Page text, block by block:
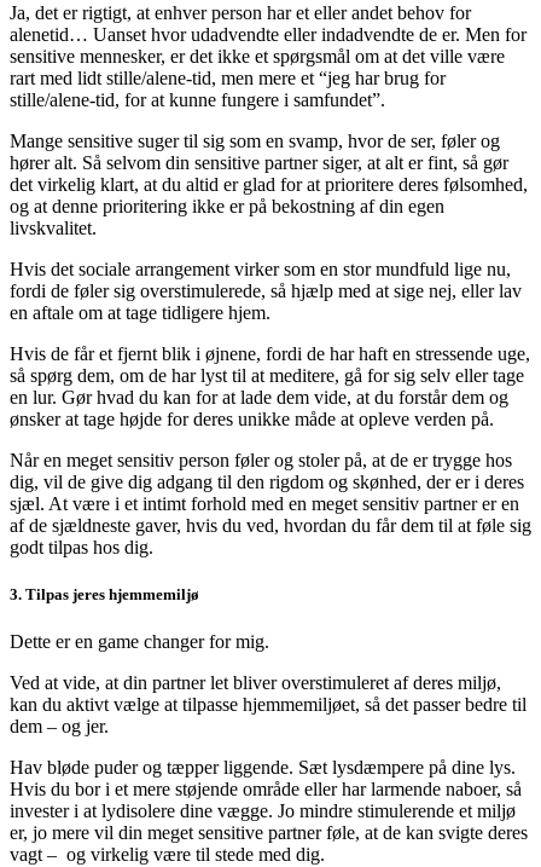
Ja, det er rigtigt, at enhver person har et eller andet behov for
alenetid… Uanset hvor udadvendte eller indadvendte de er. Men for
sensitive mennesker, er det ikke et spørgsmål om at det ville være
rart med lidt stille/alene-tid, men mere et “jeg har brug for
stille/alene-tid, for at kunne fungere i samfundet”.
Mange sensitive suger til sig som en svamp, hvor de ser, føler og
hører alt. Så selvom din sensitive partner siger, at alt er fint, så gør
det virkelig klart, at du altid er glad for at prioritere deres følsomhed,
og at denne prioritering ikke er på bekostning af din egen
livskvalitet.
Hvis det sociale arrangement virker som en stor mundfuld lige nu,
fordi de føler sig overstimulerede, så hjælp med at sige nej, eller lav
en aftale om at tage tidligere hjem.
Hvis de får et fjernt blik i øjnene, fordi de har haft en stressende uge,
så spørg dem, om de har lyst til at meditere, gå for sig selv eller tage
en lur. Gør hvad du kan for at lade dem vide, at du forstår dem og
ønsker at tage højde for deres unikke måde at opleve verden på.
Når en meget sensitiv person føler og stoler på, at de er trygge hos
dig, vil de give dig adgang til den rigdom og skønhed, der er i deres
sjæl. At være i et intimt forhold med en meget sensitiv partner er en
af ​​de sjældneste gaver, hvis du ved, hvordan du får dem til at føle sig
godt tilpas hos dig.
3. Tilpas jeres hjemmemiljø
Dette er en game changer for mig.
Ved at vide, at din partner let bliver overstimuleret af deres miljø,
kan du aktivt vælge at tilpasse hjemmemiljøet, så det passer bedre til
dem – og jer.
Hav bløde puder og tæpper liggende. Sæt lysdæmpere på dine lys.
Hvis du bor i et mere støjende område eller har larmende naboer, så
invester i at lydisolere dine vægge. Jo mindre stimulerende et miljø
er, jo mere vil din meget sensitive partner føle, at de kan svigte deres
vagt – og virkelig være til stede med dig.